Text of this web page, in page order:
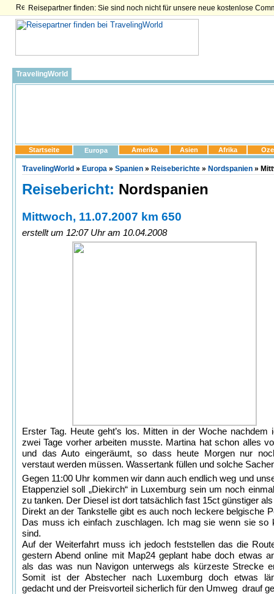
Reisepartner finden: Sie sind noch nicht für unsere neue kostenlose
TravelingWorld
Startseite Europa Amerika Asien Afrika
TravelingWorld » Europa » Spanien » Reiseberichte » Nordspanien »
Reisebericht: Nordspanien
Mittwoch, 11.07.2007 km 650
erstellt um 12:07 Uhr am 10.04.2008
Erster Tag. Heute geht’s los. Mitten in der Woche nachdem
zwei Tage vorher arbeiten musste. Martina hat schon alles
und das Auto eingeräumt, so dass heute Morgen nur
verstaut werden müssen. Wassertank füllen und solche
Gegen 11:00 Uhr kommen wir dann auch endlich weg und
Etappenziel soll „Diekirch“ in Luxemburg sein um noch
zu tanken. Der Diesel ist dort tatsächlich fast 15ct günstiger
Direkt an der Tankstelle gibt es auch noch leckere belgische
Das muss ich einfach zuschlagen. Ich mag sie wenn sie so
sind.
Auf der Weiterfahrt muss ich jedoch feststellen das die
gestern Abend online mit Map24 geplant habe doch etwas
als das was nun Navigon unterwegs als kürzeste Strecke
Somit ist der Abstecher nach Luxemburg doch etwas
gedacht und der Preisvorteil sicherlich für den Umweg drauf